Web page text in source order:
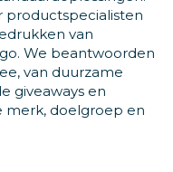
productspecialisten
van
We beantwoorden
van duurzame
giveaways en
merk, doelgroep en